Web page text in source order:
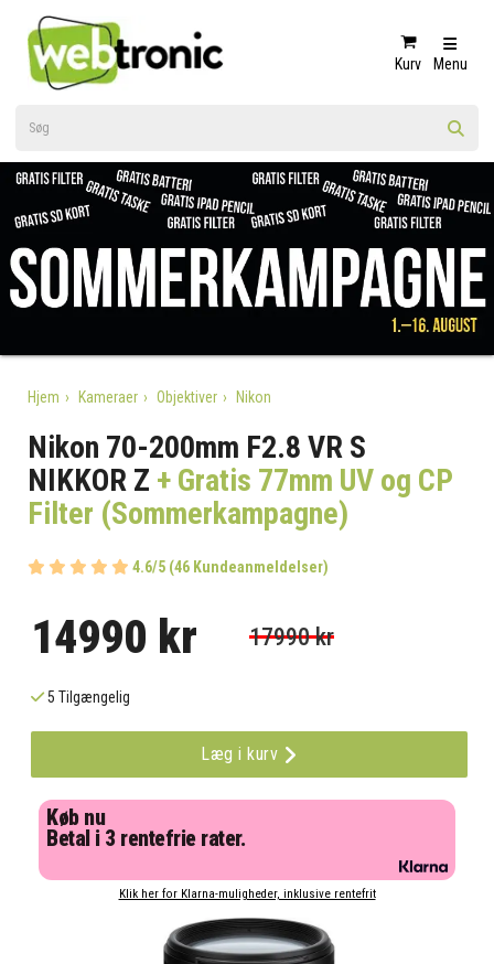
Kurv Menu
Hjem Kameraer Objektiver Nikon
Nikon 70-200mm F2.8 VR S
NIKKOR Z + Gratis 77mm UV og CP
Filter (Sommerkampagne)
4.6/5 (46 Kundeanmeldelser)
14990 kr 17990 kr
5 Tilgængelig
Læg i kurv
Køb nu
Betal i 3 rentefrie rater.
Klik her for Klarna-muligheder, inklusive rentefrit